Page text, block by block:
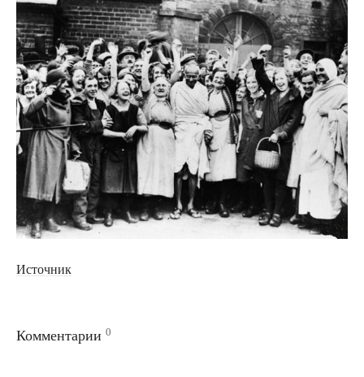
Источник
Комментарии 0